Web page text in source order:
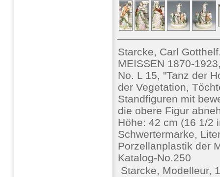
Starcke, Carl
MEISSEN 1870-
No. L 15, "Tanz der
der Vegetation,
Standfiguren mit
die obere Figur
Höhe: 42 cm (16 1/2
Schwertermarke,
Porzellanplastik der
Katalog-No.250
Starcke, Modelleur,